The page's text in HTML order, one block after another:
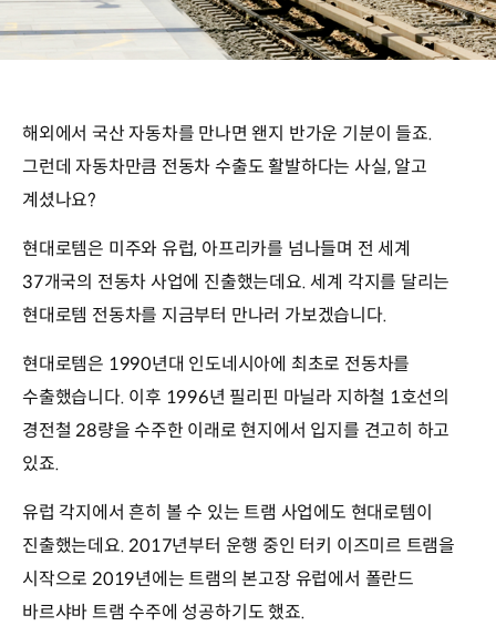
해외에서 국산 자동차를 만나면 왠지 반가운 기분이 들죠.
그런데 자동차만큼 전동차 수출도 활발하다는 사실, 알고
계셨나요?
현대로템은 미주와 유럽, 아프리카를 넘나들며 전 세계
37개국의 전동차 사업에 진출했는데요. 세계 각지를 달리는
현대로템 전동차를 지금부터 만나러 가보겠습니다.
현대로템은 1990년대 인도네시아에 최초로 전동차를
수출했습니다. 이후 1996년 필리핀 마닐라 지하철 1호선의
경전철 28량을 수주한 이래로 현지에서 입지를 견고히 하고
있죠.
유럽 각지에서 흔히 볼 수 있는 트램 사업에도 현대로템이
진출했는데요. 2017년부터 운행 중인 터키 이즈미르 트램을
시작으로 2019년에는 트램의 본고장 유럽에서 폴란드
바르샤바 트램 수주에 성공하기도 했죠.